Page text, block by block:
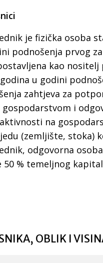
je fizička osoba
podnošenja prvog
kao
u godini
zahtjeva za
i
na
(zemljište, stoka)
odgovorna
50 % temeljnog
OBLIK I